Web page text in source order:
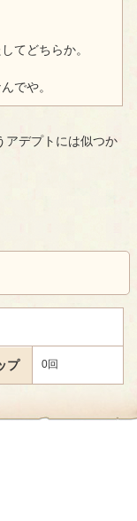
てどちらか。
でや。
デプトには似つか
プ 0回